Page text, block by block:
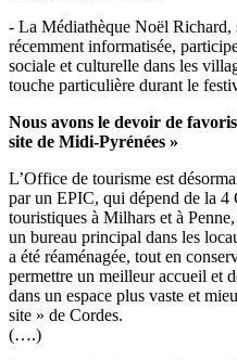
- La Médiathèque Noël Richard,
récemment informatisée,
sociale et culturelle dans les
touche particulière durant le
Nous avons le devoir de
site de Midi-Pyrénées »
L’Office de tourisme est
par un EPIC, qui dépend de la
touristiques à Milhars et à
un bureau principal dans les
a été réaménagée, tout en
permettre un meilleur accueil et
dans un espace plus vaste et
site » de Cordes.
(….)